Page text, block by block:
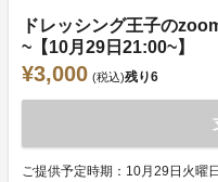
ドレッシング王子の
~【10月29日21:00~】
¥3,000 (税込)残り6
ご提供予定時期：10月29日火曜